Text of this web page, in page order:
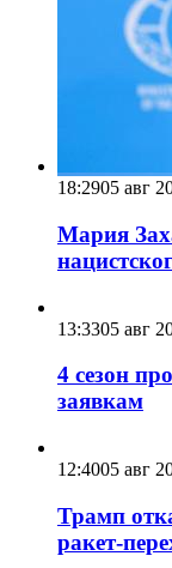
18:2905 авг
Мария
13:3305 авг
4 сезон
заявкам
12:4005 авг
Трамп
ракет-